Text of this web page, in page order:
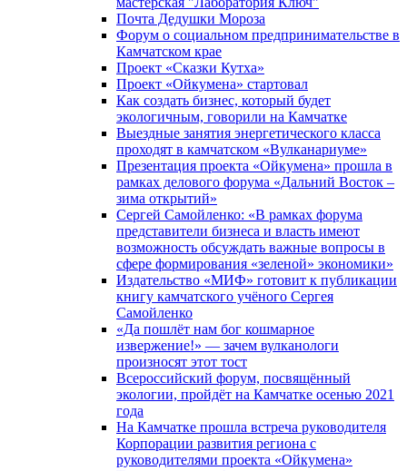
Почта Дедушки Мороза
Форум о социальном предпринимательстве в
Камчатском крае
Проект «Сказки Кутха»
Проект «Ойкумена» стартовал
Как создать бизнес, который будет
экологичным, говорили на Камчатке
Выездные занятия энергетического класса
проходят в камчатском «Вулканариуме»
Презентация проекта «Ойкумена» прошла в
рамках делового форума «Дальний Восток –
зима открытий»
Сергей Самойленко: «В рамках форума
представители бизнеса и власть имеют
возможность обсуждать важные вопросы в
сфере формирования «зеленой» экономики»
Издательство «МИФ» готовит к публикации
книгу камчатского учёного Сергея
Самойленко
«Да пошлёт нам бог кошмарное
извержение!» — зачем вулканологи
произносят этот тост
Всероссийский форум, посвящённый
экологии, пройдёт на Камчатке осенью 2021
года
На Камчатке прошла встреча руководителя
Корпорации развития региона с
руководителями проекта «Ойкумена»